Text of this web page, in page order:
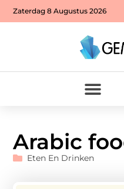
Zaterdag 8 Augustus 2026
Arabic
Eten En Drinken